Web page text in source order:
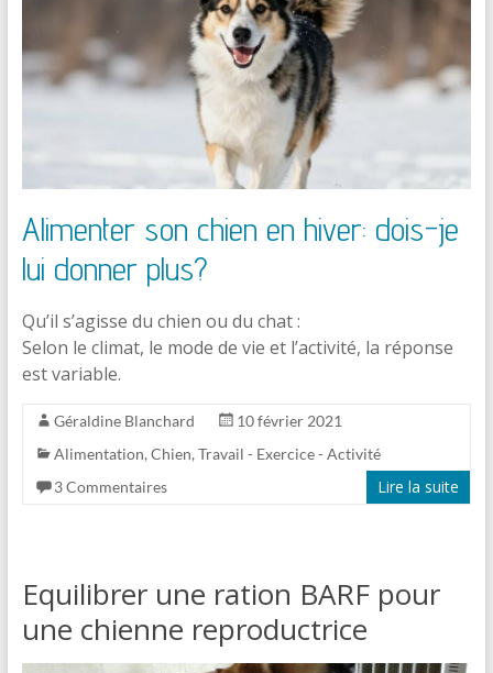
Alimenter son chien en hiver: dois-je
lui donner plus?
Qu’il s’agisse du chien ou du chat :
Selon le climat, le mode de vie et l’activité, la réponse
est variable.
Géraldine Blanchard
10 février 2021
Alimentation,Chien,Travail - Exercice - Activité
3 Commentaires
Lire la suite
Equilibrer une ration BARF pour
une chienne reproductrice